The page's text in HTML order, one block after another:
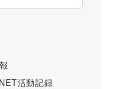
活動記録